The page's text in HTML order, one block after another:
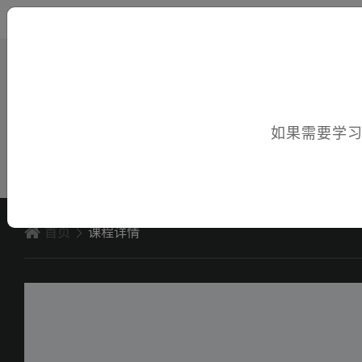
首页 课程详情
如果需要学